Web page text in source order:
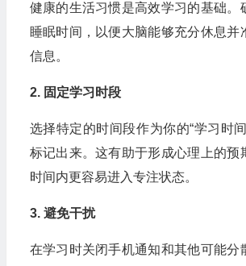
健康的生活习惯是高效学习的基础。
睡眠时间，以便大脑能够充分休息并
信息。
2. 固定学习时段
选择特定的时间段作为你的“学习时
标记出来。这有助于形成心理上的预
时间内更容易进入专注状态。
3. 避免干扰
在学习时关闭手机通知和其他可能分